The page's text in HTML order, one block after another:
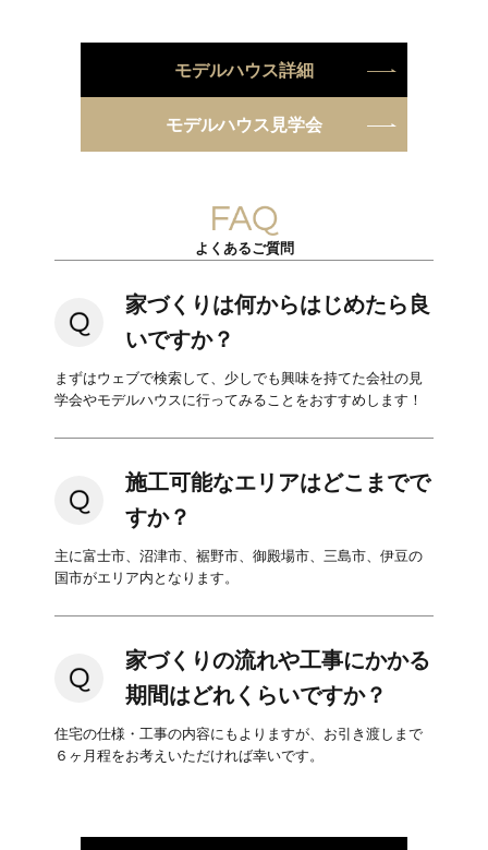
モデルハウス詳細
モデルハウス見学会
よくあるご質問
家づくりは何からはじめたら良
いですか？
まずはウェブで検索して、少しでも興味を持てた会社の見
学会やモデルハウスに行ってみることをおすすめします！
施工可能なエリアはどこまでで
すか？
主に富士市、沼津市、裾野市、御殿場市、三島市、伊豆の
国市がエリア内となります。
家づくりの流れや工事にかかる
期間はどれくらいですか？
住宅の仕様・工事の内容にもよりますが、お引き渡しまで
６ヶ月程をお考えいただければ幸いです。